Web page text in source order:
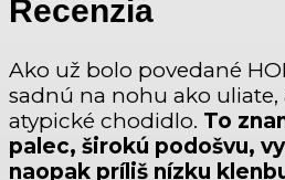
Recenzia
Ako už bolo povedané
sadnú na nohu ako uliate,
atypické chodidlo. To
palec, širokú podošvu,
naopak príliš nízku